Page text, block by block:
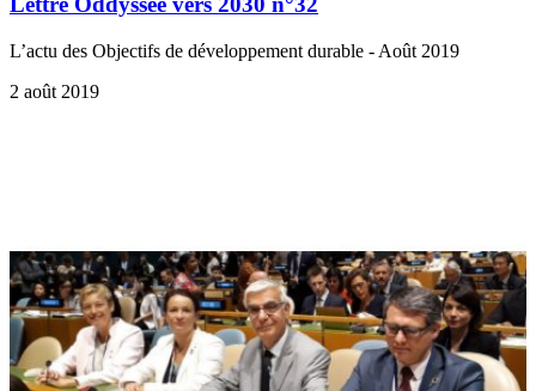
L’actu des Objectifs de développement durable - Août 2019
2 août 2019